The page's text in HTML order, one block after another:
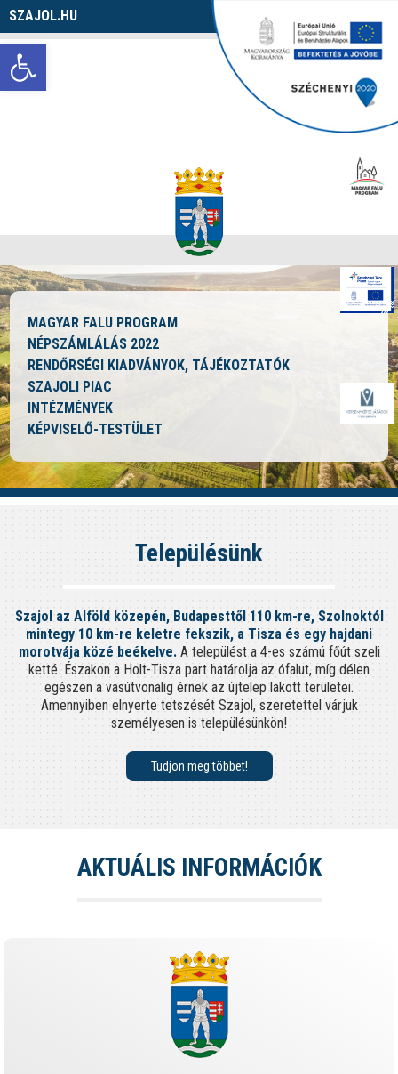
Eszköztár megnyitása
SZAJOL.HU
MAGYAR FALU PROGRAM
NÉPSZÁMLÁLÁS 2022
RENDŐRSÉGI KIADVÁNYOK, TÁJÉKOZTATÓK
SZAJOLI PIAC
INTÉZMÉNYEK
KÉPVISELŐ-TESTÜLET
Településünk
Szajol az Alföld közepén, Budapesttől 110 km-re, Szolnoktól
mintegy 10 km-re keletre fekszik, a Tisza és egy hajdani
morotvája közé beékelve.A települést a 4-es számú főút szeli
ketté. Északon a Holt-Tisza part határolja az ófalut, míg délen
egészen a vasútvonalig érnek az újtelep lakott területei.
Amennyiben elnyerte tetszését Szajol, szeretettel várjuk
személyesen is településünkön!
Tudjon meg többet!
AKTUÁLIS INFORMÁCIÓK